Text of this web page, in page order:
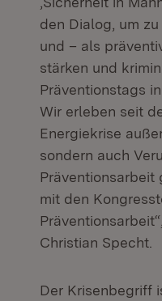
den Dialog, um
und – als
stärken und
Präventionstags
Wir erleben seit
Energiekrise
sondern auch
mit den
Christian Specht.
Der Krisenbegriff